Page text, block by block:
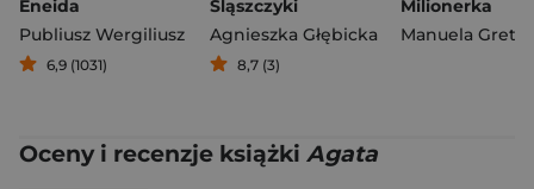
Eneida
Publiusz Wergiliusz
6,9 (1031)
Śląszczyki
Agnieszka Głębicka
8,7 (3)
Milionerka
Oceny i recenzje książki Agata